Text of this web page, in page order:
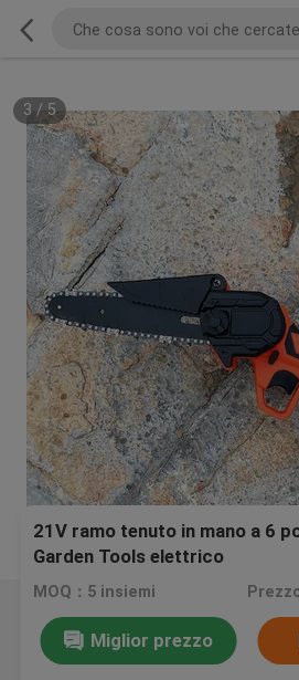
3 /5
21V ramo tenuto in mano a 6
Garden Tools elettrico
MOQ：5 insiemi
Miglior prezzo